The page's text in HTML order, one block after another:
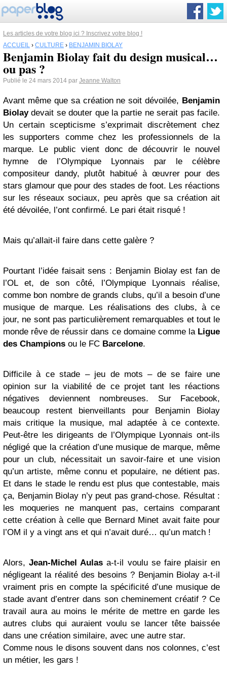
Les articles de votre blog ici ? Inscrivez votre blog !
ACCUEIL › CULTURE › BENJAMIN BIOLAY
Benjamin Biolay fait du design musical…
ou pas ?
Publié le 24 mars 2014 par Jeanne Walton
Avant même que sa création ne soit dévoilée, Benjamin
Biolaydevait se douter que la partie ne serait pas facile.
Un certain scepticisme s’exprimait discrètement chez
les supporters comme chez les professionnels de la
marque. Le public vient donc de découvrir le nouvel
hymne de l’Olympique Lyonnais par le célèbre
compositeur dandy, plutôt habitué à œuvrer pour des
stars glamour que pour des stades de foot. Les réactions
sur les réseaux sociaux, peu après que sa création ait
été dévoilée, l’ont confirmé. Le pari était risqué !
Mais qu’allait-il faire dans cette galère ?
Pourtant l’idée faisait sens : Benjamin Biolay est fan de
l’OL et, de son côté, l’Olympique Lyonnais réalise,
comme bon nombre de grands clubs, qu’il a besoin d’une
musique de marque. Les réalisations des clubs, à ce
jour, ne sont pas particulièrement remarquables et tout le
monde rêve de réussir dans ce domaine comme la Ligue
des Champions ou le FC Barcelone.
Difficile à ce stade – jeu de mots – de se faire une
opinion sur la viabilité de ce projet tant les réactions
négatives deviennent nombreuses. Sur Facebook,
beaucoup restent bienveillants pour Benjamin Biolay
mais critique la musique, mal adaptée à ce contexte.
Peut-être les dirigeants de l’Olympique Lyonnais ont-ils
négligé que la création d’une musique de marque, même
pour un club, nécessitait un savoir-faire et une vision
qu’un artiste, même connu et populaire, ne détient pas.
Et dans le stade le rendu est plus que contestable, mais
ça, Benjamin Biolay n’y peut pas grand-chose. Résultat :
les moqueries ne manquent pas, certains comparant
cette création à celle que Bernard Minet avait faite pour
l’OM il y a vingt ans et qui n’avait duré… qu’un match !
Alors,Jean-Michel Aulas a-t-il voulu se faire plaisir en
négligeant la réalité des besoins ? Benjamin Biolay a-t-il
vraiment pris en compte la spécificité d’une musique de
stade avant d’entrer dans son cheminement créatif ? Ce
travail aura au moins le mérite de mettre en garde les
autres clubs qui auraient voulu se lancer tête baissée
dans une création similaire, avec une autre star.
Comme nous le disons souvent dans nos colonnes, c’est
un métier, les gars !